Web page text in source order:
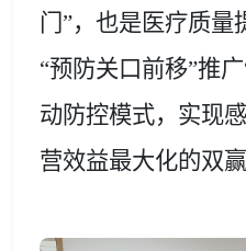
门”，也是医疗质量
“预防关口前移”推
动防控模式，实现
营效益最大化的双赢